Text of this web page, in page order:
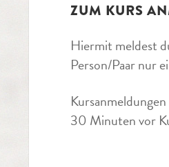
ZUM KURS
Hiermit meldest
Person/Paar nur
30 Minuten vor